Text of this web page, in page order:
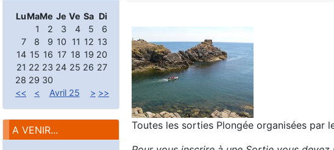
LuMaMe Je Ve Sa Di
1
2 3 4 5
6
7
8 9 10 11 12 13
14 15 16 17 18 19 20
21 22 23 24 25 26 27
28 29 30
<<
< Avril 25 > >>
A VENIR...
Toutes les sorties Plongée organisées par